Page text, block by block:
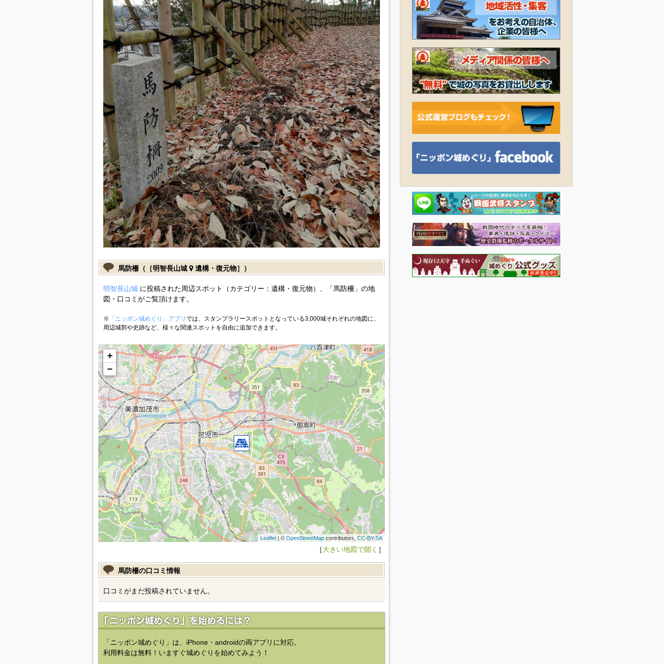
馬防柵（［明智長山城 遺構・復元物］）
明智長山城に投稿された周辺スポット（カテゴリー：遺構・復元物）、「馬防柵」の地
図・口コミがご覧頂けます。
※ 「ニッポン城めぐり」アプリ では、スタンプラリースポットとなっている3,000城それぞれの地図に、
周辺城郭や史跡など、様々な関連スポットを自由に追加できます。
+
−
Leaflet| ©OpenStreetMapcontributors, CC-BY-SA
［大きい地図で開く ］
馬防柵の口コミ情報
口コミがまだ投稿されていません。
「ニッポン城めぐり」は、iPhone・androidの両アプリに対応。
利用料金は無料！いますぐ城めぐりを始めてみよう！